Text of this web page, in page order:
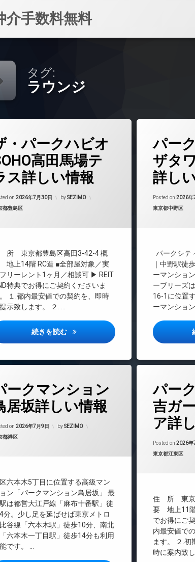
介手数料無料
タグ:
ラウンジ
・パークハビオ
高田馬場テ
ス詳しい情報
on 2026年7月30日 bySEZIMO
ゴリー:
都豊島区
所 東京都豊島区高田3-42-4 概
地上14階 RC造 ■全部屋対象／実
リーレント1ヶ月／相談可 ▶ REIT
特典でお得にご契約くださいま
１.都内最安値での契約を、即時
示致します。 ２. …
続きを読む ザ・パークハビオSOHO高田馬場テラ
管理
ブランドマンション
ロック
ナーズ
置き場
ジ
ックス
パー
ザタ
詳し
Posted on 2026年
カテゴリー:
東京都中野区
パークシテ
｜中野駅徒
ーマンショ
ーブリーズ
16-1に位置
ーマンショ
24時間管理
CATV
エレベーター
オートロック
ゲストルーム
コンシェルジュ
バイク置き場
ラウンジ
内廊下
分譲賃貸
防犯カメラ
駐車場
駐輪場
ークマンション
居坂詳しい情報
on 2026年7月9日 bySEZIMO
ゴリー:
都港区
六本木5丁目に位置する高級マン
ン「パークマンション鳥居坂」 最
は都営大江戸線「麻布十番駅」徒
分。少し足を延ばせば東京メトロ
谷線「六本木駅」徒歩10分、南北
六本木一丁目駅」徒歩14分も利用
です。 …
管理
ーター
ロック
ェルジュ
ナーズ
ジ
パー
吉ガ
ア詳
Posted on 2026年
カテゴリー:
東京都江東区
住 所 東京
要 地上11階
でお得にご
内最安値で
ます。 ２.初
時に案内致
24時間管理
CATV
REIT系ブランドマ
オートロック
デザイナーズ
バイク置き場
ペット可
ラウンジ